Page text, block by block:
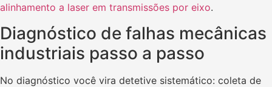
alinhamento a laser em transmissões por eixo.
Diagnóstico de falhas mecânicas
industriais passo a passo
No diagnóstico você vira detetive sistemático: coleta de